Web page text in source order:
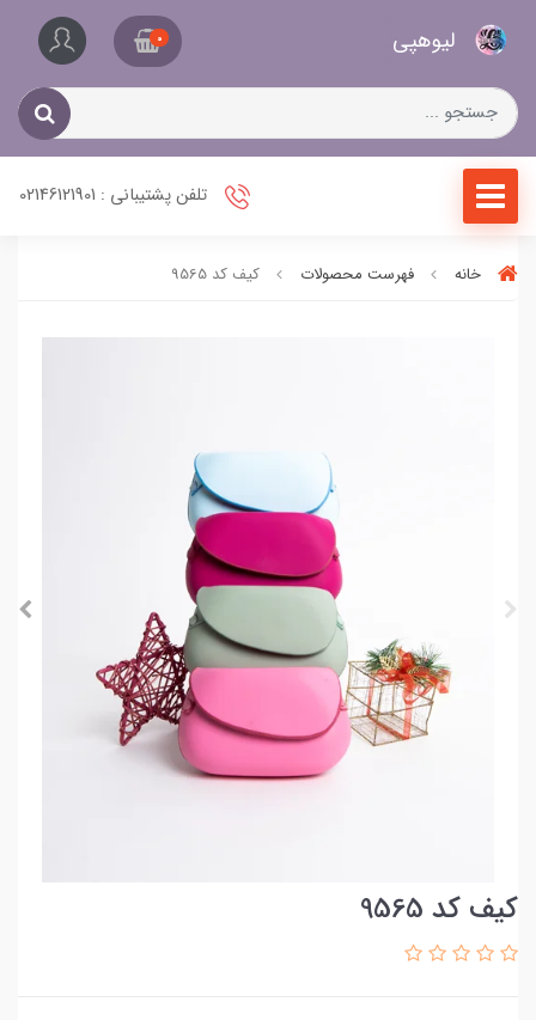
لیو‌هپی 0
تلفن پشتیبانی : 02146121901
خانه فهرست محصولات کیف کد 9565
کیف کد 9565